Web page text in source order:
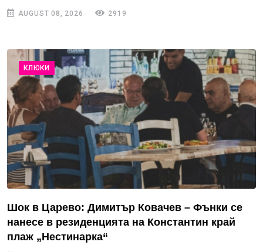
AUGUST 08, 2026 2919
КЛЮКИ
Шок в Царево: Димитър Ковачев – Фънки се
нанесе в резиденцията на Константин край
плаж „Нестинарка“